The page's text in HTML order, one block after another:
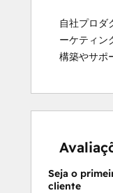
自社プロダ
ーケティン
構築やサポ
Seja o
cliente